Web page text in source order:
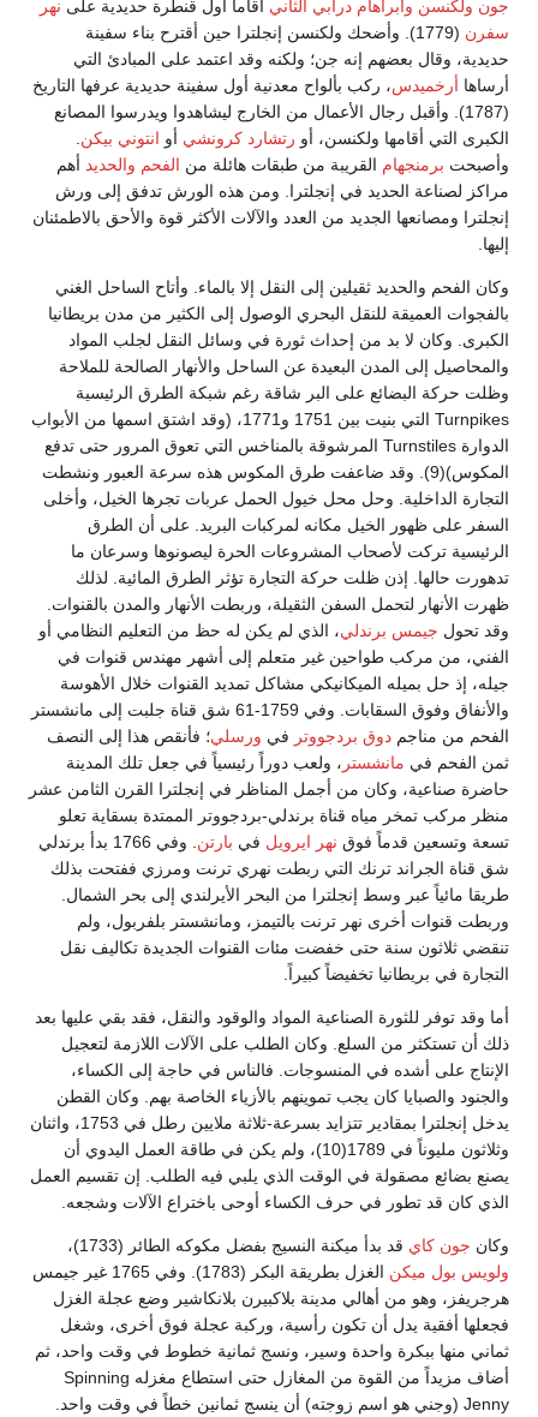
جون ولكنسن وأبراهام درابي الثاني أقاما أول قنطرة حديدية على نهر
سفرن
(1779). وأضحك ولكنسن إنجلترا حين أقترح بناء سفينة
حديدية، وقال بعضهم إنه جن؛ ولكنه وقد اعتمد على المبادئ التي
أرساها أرخميدس، ركب بألواح معدنية أول سفينة حديدية عرفها التاريخ
(1787). وأقبل رجال الأعمال من الخارج ليشاهدوا ويدرسوا المصانع
الكبرى التي أقامها ولكنسن، أو رتشارد كرونشي أو انتوني بيكن.
وأصبحت برمنجهام القريبة من طبقات هائلة من الفحم والحديد أهم
مراكز لصناعة الحديد في إنجلترا. ومن هذه الورش تدفق إلى ورش
إنجلترا ومصانعها الجديد من العدد والآلات الأكثر قوة والأحق بالاطمئنان
إليها.
وكان الفحم والحديد ثقيلين إلى النقل إلا بالماء. وأتاح الساحل الغني
بالفجوات العميقة للنقل البحري الوصول إلى الكثير من مدن بريطانيا
الكبرى. وكان لا بد من إحداث ثورة في وسائل النقل لجلب المواد
والمحاصيل إلى المدن البعيدة عن الساحل والأنهار الصالحة للملاحة
وظلت حركة البضائع على البر شاقة رغم شبكة الطرق الرئيسية
Turnpikes التي بنيت بين 1751 و1771، (وقد اشتق اسمها من الأبواب
الدوارة Turnstiles المرشوقة بالمناخس التي تعوق المرور حتى تدفع
المكوس)(9). وقد ضاعفت طرق المكوس هذه سرعة العبور ونشطت
التجارة الداخلية. وحل محل خيول الحمل عربات تجرها الخيل، وأخلى
السفر على ظهور الخيل مكانه لمركبات البريد. على أن الطرق
الرئيسية تركت لأصحاب المشروعات الحرة ليصونوها وسرعان ما
تدهورت حالها. إذن ظلت حركة التجارة تؤثر الطرق المائية. لذلك
ظهرت الأنهار لتحمل السفن الثقيلة، وربطت الأنهار والمدن بالقنوات.
وقد تحول جيمس برندلي، الذي لم يكن له حظ من التعليم النظامي أو
الفني، من مركب طواحين غير متعلم إلى أشهر مهندس قنوات في
جيله، إذ حل بميله الميكانيكي مشاكل تمديد القنوات خلال الأهوسة
والأنفاق وفوق السقابات. وفي 1759-61 شق قناة جلبت إلى مانشستر
الفحم من مناجم دوق بردجووتر في ورسلي؛ فأنقص هذا إلى النصف
ثمن الفحم في مانشستر ، ولعب دوراً رئيسياً في جعل تلك المدينة
حاضرة صناعية، وكان من أجمل المناظر في إنجلترا القرن الثامن عشر
منظر مركب تمخر مياه قناة برندلي-بردجووتر الممتدة بسقاية تعلو
تسعة وتسعين قدماً فوق نهر ايرويل في بارتن
. وفي 1766 بدأ برندلي
شق قناة الجراند ترنك التي ربطت نهري ترنت ومرزي ففتحت بذلك
طريقا مائياً عبر وسط إنجلترا من البحر الأيرلندي إلى بحر الشمال.
وربطت قنوات أخرى نهر ترنت بالتيمز، ومانشستر بلفربول، ولم
تنقضي ثلاثون سنة حتى خفضت مئات القنوات الجديدة تكاليف نقل
التجارة في بريطانيا تخفيضاً كبيراً.
أما وقد توفر للثورة الصناعية المواد والوقود والنقل، فقد بقي عليها بعد
ذلك أن تستكثر من السلع. وكان الطلب على الآلات اللازمة لتعجيل
الإنتاج على أشده في المنسوجات. فالناس في حاجة إلى الكساء،
والجنود والصبايا كان يجب تموينهم بالأزياء الخاصة بهم. وكان القطن
يدخل إنجلترا بمقادير تتزايد بسرعة-ثلاثة ملايين رطل في 1753، واثنان
وثلاثون مليوناً في 1789(10)، ولم يكن في طاقة العمل اليدوي أن
يصنع بضائع مصقولة في الوقت الذي يلبي فيه الطلب. إن تقسيم العمل
الذي كان قد تطور في حرف الكساء أوحى باختراع الآلات وشجعه.
وكان جون كاي قد بدأ ميكنة النسيج بفضل مكوكه الطائر (1733)،
ولويس بول ميكن
الغزل بطريقة البكر (1783). وفي 1765 غير جيمس
هرجريفز، وهو من أهالي مدينة بلاكبيرن بلانكاشير وضع عجلة الغزل
فجعلها أفقية يدل أن تكون رأسية، وركبة عجلة فوق أخرى، وشغل
ثماني منها ببكرة واحدة وسير، ونسج ثمانية خطوط في وقت واحد، ثم
أضاف مزيداً من القوة من المغازل حتى استطاع مغزله Spinning
Jenny (وجني هو اسم زوجته) أن ينسج ثمانين خطاً في وقت واحد.